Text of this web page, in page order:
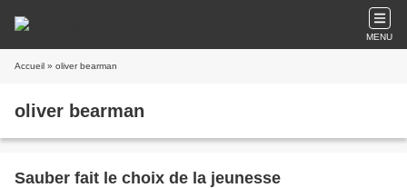
MENU
Accueil » oliver bearman
oliver bearman
Sauber fait le choix de la jeunesse